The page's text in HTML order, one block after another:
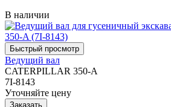
В наличии
Ведущий вал
CATERPILLAR 350-A
7I-8143
Уточняйте цену